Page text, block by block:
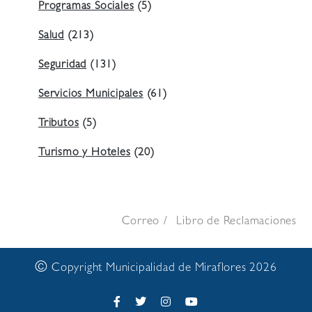
Programas Sociales (5)
Salud (213)
Seguridad (131)
Servicios Municipales (61)
Tributos (5)
Turismo y Hoteles (20)
Correo Libro de Reclamaciones
© Copyright Municipalidad de Miraflores 2026